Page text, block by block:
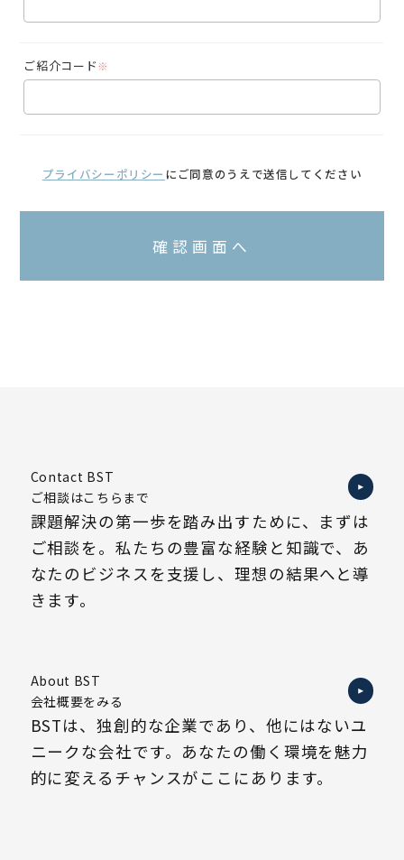
ご紹介コード※
プライバシーポリシー にご同意のうえで送信してください
Contact BST
ご相談はこちらまで
課題解決の第一歩を踏み出すために、まずは
ご相談を。私たちの豊富な経験と知識で、あ
なたのビジネスを支援し、理想の結果へと導
きます。
About BST
会社概要をみる
BSTは、独創的な企業であり、他にはないユ
ニークな会社です。あなたの働く環境を魅力
的に変えるチャンスがここにあります。